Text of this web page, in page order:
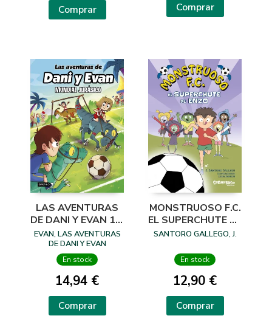
Comprar Comprar
LAS AVENTURAS
DE DANI Y EVAN 15.
MUNDIAL JURASICO
EVAN, LAS AVENTURAS
DE DANI Y EVAN
En stock
14,94 €
Comprar
MONSTRUOSO F.C.
EL SUPERCHUTE DE
ENZO
SANTORO GALLEGO, J.
En stock
12,90 €
Comprar